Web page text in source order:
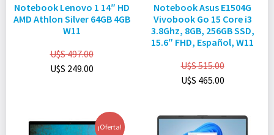
Notebook Lenovo 1 14″ HD
AMD Athlon Silver 64GB 4GB
W11
U$S497.00
U$S 249.00
Notebook Asus E1504G
Vivobook Go 15 Core i3
3.8Ghz, 8GB, 256GB SSD,
15.6″ FHD, Español, W11
U$S515.00
U$S 465.00
¡Oferta!